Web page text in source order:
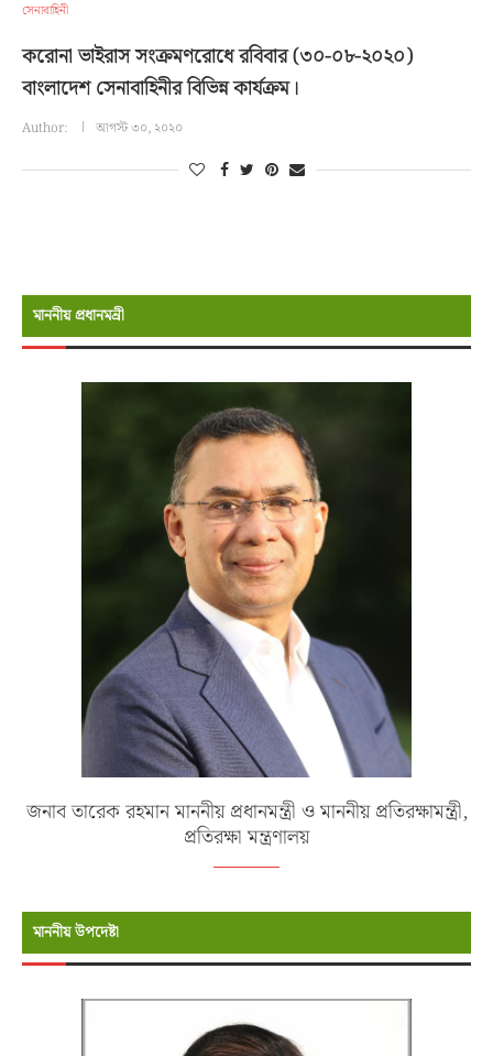
সেনাবাহিনী
করোনা ভাইরাস সংক্রমণরোধে রবিবার (৩০-০৮-২০২০)
বাংলাদেশ সেনাবাহিনীর বিভিন্ন কার্যক্রম।
Author: আগস্ট ৩০, ২০২০
মাননীয় প্রধানমন্রী
জনাব তারেক রহমান মাননীয় প্রধানমন্ত্রী ও মাননীয় প্রতিরক্ষামন্ত্রী,
প্রতিরক্ষা মন্ত্রণালয়
মাননীয় উপদেষ্টা